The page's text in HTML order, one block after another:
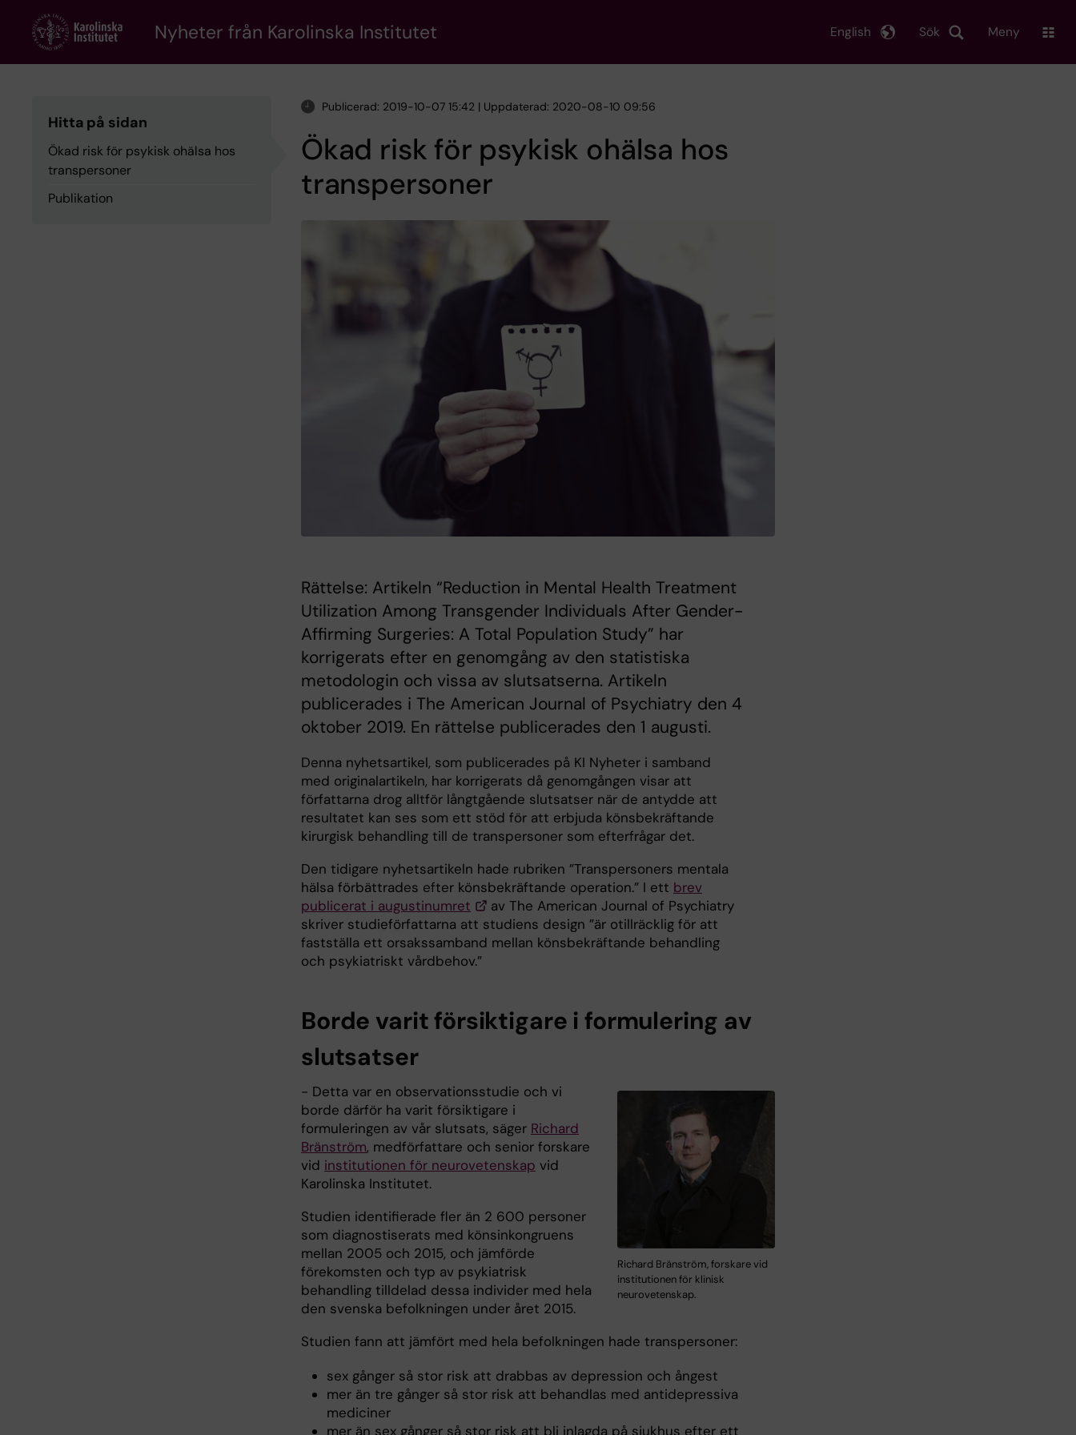
content
Nyheter från Karolinska Institutet Sök
English Meny
Hitta på sidan
Ökad risk för psykisk ohälsa hos
transpersoner
Publikation
Publicerad: 2019-10-07 15:42 | Uppdaterad: 2020-08-10 09:56
Ökad risk för psykisk ohälsa hos
transpersoner
Rättelse: Artikeln “Reduction in Mental Health Treatment
Utilization Among Transgender Individuals After Gender-
Affirming Surgeries: A Total Population Study” har
korrigerats efter en genomgång av den statistiska
metodologin och vissa av slutsatserna. Artikeln
publicerades i The American Journal of Psychiatry den 4
oktober 2019. En rättelse publicerades den 1 augusti.
Denna nyhetsartikel, som publicerades på KI Nyheter i samband
med originalartikeln, har korrigerats då genomgången visar att
författarna drog alltför långtgående slutsatser när de antydde att
resultatet kan ses som ett stöd för att erbjuda könsbekräftande
kirurgisk behandling till de transpersoner som efterfrågar det.
Den tidigare nyhetsartikeln hade rubriken ”Transpersoners mentala
hälsa förbättrades efter könsbekräftande operation.” I ett brev
publicerat i augustinumret
av The American Journal of Psychiatry
skriver studieförfattarna att studiens design ”är otillräcklig för att
fastställa ett orsakssamband mellan könsbekräftande behandling
och psykiatriskt vårdbehov.”
Borde varit försiktigare i formulering av
slutsatser
Richard Bränström, forskare vid
institutionen för klinisk
neurovetenskap.
- Detta var en observationsstudie och vi
borde därför ha varit försiktigare i
formuleringen av vår slutsats, säger Richard
Bränström, medförfattare och senior forskare
vid institutionen för neurovetenskap vid
Karolinska Institutet.
Studien identifierade fler än 2 600 personer
som diagnostiserats med könsinkongruens
mellan 2005 och 2015, och jämförde
förekomsten och typ av psykiatrisk
behandling tilldelad dessa individer med hela
den svenska befolkningen under året 2015.
Studien fann att jämfört med hela befolkningen hade transpersoner:
sex gånger så stor risk att drabbas av depression och ångest
mer än tre gånger så stor risk att behandlas med antidepressiva
mediciner
mer än sex gånger så stor risk att bli inlagda på sjukhus efter ett